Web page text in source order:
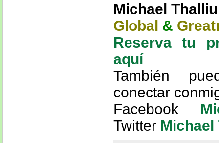
Michael
Global &
Reserva tu
aquí
También
conectar
Facebook
Twitter Michael